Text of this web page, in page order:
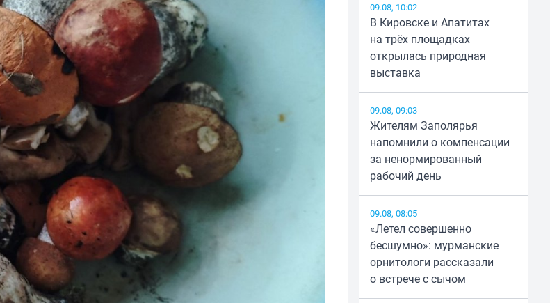
09.08, 10:02
В Кировске и Апатитах
на трёх площадках
открылась природная
выставка
09.08, 09:03
Жителям Заполярья
напомнили о компенсации
за ненормированный
рабочий день
09.08, 08:05
«Летел совершенно
бесшумно»: мурманские
орнитологи рассказали
о встрече с сычом